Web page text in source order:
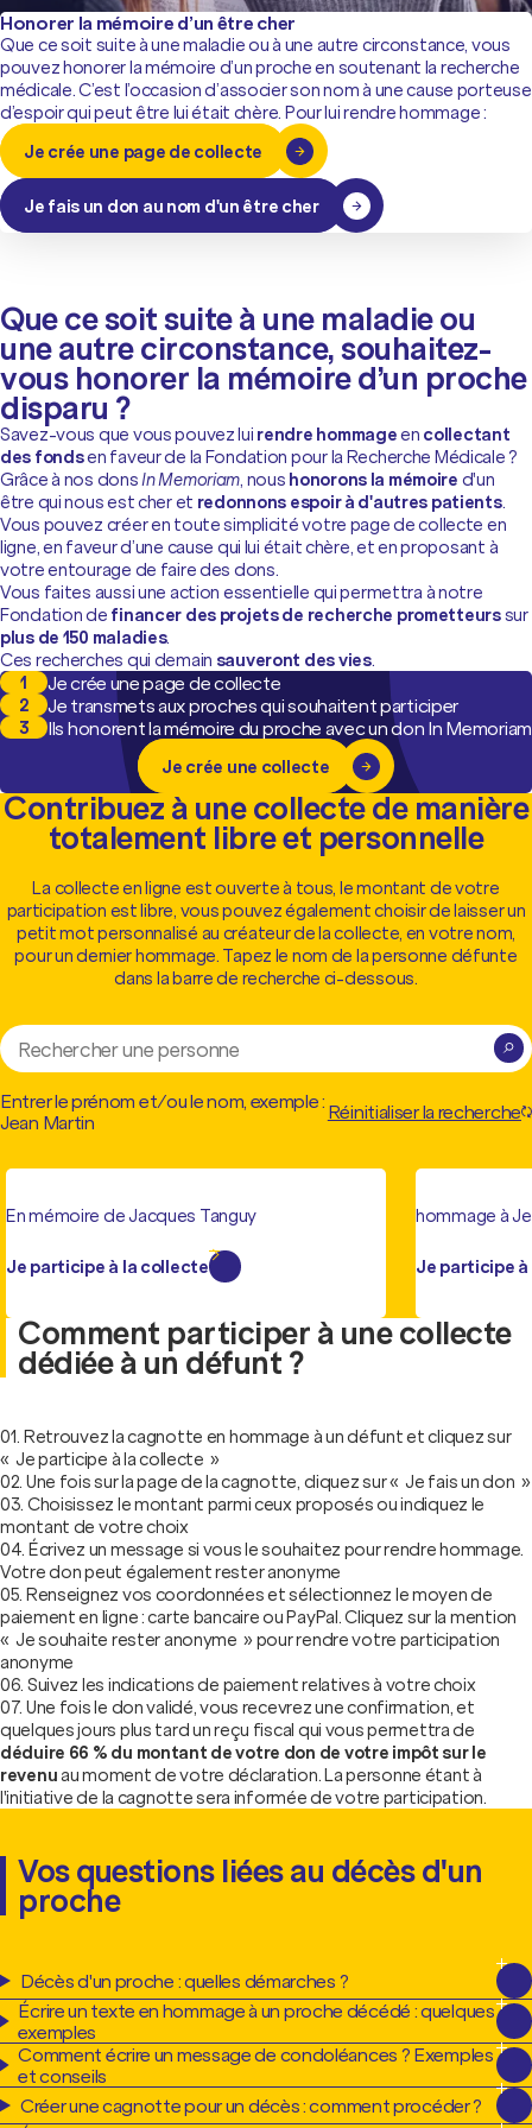
Honorer la mémoire d’un être cher
Que ce soit suite à une maladie ou à une autre circonstance, vous
pouvez honorer la mémoire d’un proche en soutenant la recherche
médicale. C’est l’occasion d’associer son nom à une cause porteuse
d’espoir qui peut être lui était chère. Pour lui rendre hommage :
Je crée une page de collecte
Je fais un don au nom d'un être cher
Que ce soit suite à une maladie ou
une autre circonstance, souhaitez-
vous honorer la mémoire d’un proche
disparu ?
Savez-vous que vous pouvez lui rendre hommageen collectant
des fondsen faveur de la Fondation pour la Recherche Médicale ?
Grâce à nos donsIn Memoriam, nous honorons la mémoire d'un
être qui nous est cher et redonnons espoir à d'autres patients.
Vous pouvez créer en toute simplicité votre page de collecte en
ligne, en faveur d’une cause qui lui était chère, et en proposant à
votre entourage de faire des dons.
Vous faites aussi une action essentielle qui permettra à notre
Fondation de financer des projets de recherche prometteurssur
plus de 150 maladies.
Ces recherches qui demain sauveront des vies.
Je crée une page de collecte
Je transmets aux proches qui souhaitent participer
Ils honorent la mémoire du proche avec un don In Memoriam
Je crée une collecte
Contribuez à une collecte de manière
totalement libre et personnelle
La collecte en ligne est ouverte à tous, le montant de votre
participation est libre, vous pouvez également choisir de laisser un
petit mot personnalisé au créateur de la collecte, en votre nom,
pour un dernier hommage. Tapez le nom de la personne défunte
dans la barre de recherche ci-dessous.
Entrer le prénom et/ou le nom, exemple :
Jean Martin
Réinitialiser la recherche
En mémoire de Jacques Tanguy
Je participe à la collecte
hommage à
Je participe
Comment participer à une collecte
dédiée à un défunt ?
Retrouvez la cagnotte en hommage à un défunt et cliquez sur
« Je participe à la collecte »
Une fois sur la page de la cagnotte, cliquez sur « Je fais un don »
Choisissez le montant parmi ceux proposés ou indiquez le
montant de votre choix
Écrivez un message si vous le souhaitez pour rendre hommage.
Votre don peut également rester anonyme
Renseignez vos coordonnées et sélectionnez le moyen de
paiement en ligne : carte bancaire ou PayPal. Cliquez sur la mention
« Je souhaite rester anonyme » pour rendre votre participation
anonyme
Suivez les indications de paiement relatives à votre choix
Une fois le don validé, vous recevrez une confirmation, et
quelques jours plus tard un reçu fiscal qui vous permettra de
déduire 66 % du montant de votre don de votre impôt sur le
revenu au moment de votre déclaration. La personne étant à
l'initiative de la cagnotte sera informée de votre participation.
Vos questions liées au décès d'un
proche
Décès d'un proche : quelles démarches ?
Écrire un texte en hommage à un proche décédé : quelques
exemples
Comment écrire un message de condoléances ? Exemples
et conseils
Créer une cagnotte pour un décès : comment procéder ?